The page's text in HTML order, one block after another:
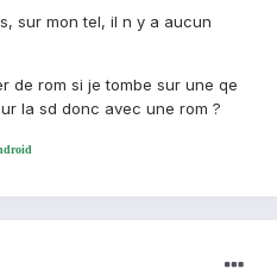
sur mon tel, il n y a aucun
de rom si je tombe sur une qe
la sd donc avec une rom ?